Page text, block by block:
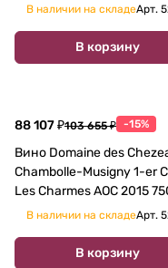
В наличии на складеАрт.
В корзину
88 107 ₽103 655 ₽ -15%
Вино Domaine des
Chambolle-Musigny 1-er
Les Charmes AOC 2015
В наличии на складеАрт.
В корзину